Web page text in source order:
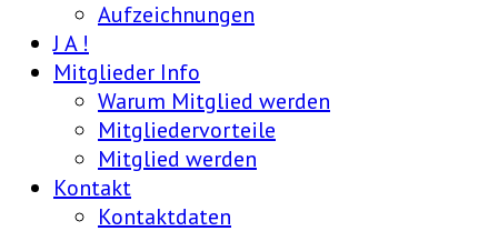
Aufzeichnungen
J A !
Mitglieder Info
Warum Mitglied werden
Mitgliedervorteile
Mitglied werden
Kontakt
Kontaktdaten